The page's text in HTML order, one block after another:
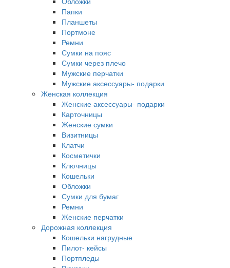
Папки
Планшеты
Портмоне
Ремни
Сумки на пояс
Сумки через плечо
Мужские перчатки
Мужские аксессуары- подарки
Женская коллекция
Женские аксессуары- подарки
Карточницы
Женские сумки
Визитницы
Клатчи
Косметички
Ключницы
Кошельки
Обложки
Сумки для бумаг
Ремни
Женские перчатки
Дорожная коллекция
Кошельки нагрудные
Пилот- кейсы
Портпледы